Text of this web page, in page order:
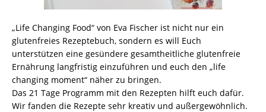
„Life Changing Food“ von Eva Fischer ist nicht nur ein
glutenfreies Rezeptebuch, sondern es will Euch
unterstützen eine gesündere gesamtheitliche glutenfreie
Ernährung langfristig einzuführen und euch den „life
changing moment“ näher zu bringen.
Das 21 Tage Programm mit den Rezepten hilft euch dafür.
Wir fanden die Rezepte sehr kreativ und außergewöhnlich.